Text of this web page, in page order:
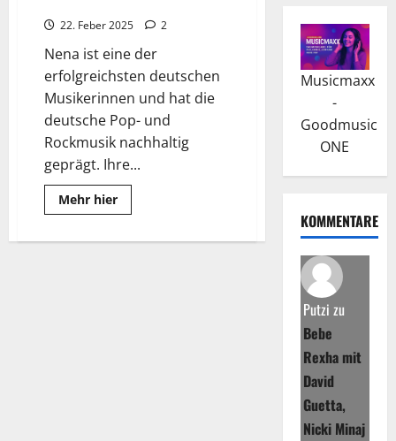
22. Feber 2025 2
Nena ist eine der
erfolgreichsten deutschen
Musikerinnen und hat die
deutsche Pop- und
Rockmusik nachhaltig
geprägt. Ihre...
Mehr hierRead
more
Die
Musicmaxx
-
Goodmusic
ONE
KOMMENTARE
Putzi zu
Bebe
Rexha mit
David
Guetta,
Nicki Minaj